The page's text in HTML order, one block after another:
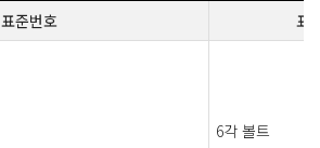
표준번호 표
6각 볼트